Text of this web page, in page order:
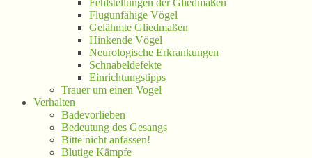
Fehlstellungen der Gliedmaßen
Flugunfähige Vögel
Gelähmte Gliedmaßen
Hinkende Vögel
Neurologische Erkrankungen
Schnabeldefekte
Einrichtungstipps
Trauer um einen Vogel
Verhalten
Badevorlieben
Bedeutung des Gesangs
Bitte nicht anfassen!
Blutige Kämpfe